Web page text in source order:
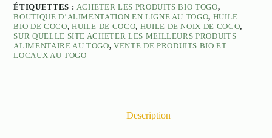
ÉTIQUETTES : ACHETER LES PRODUITS BIO TOGO,
BOUTIQUE D’ALIMENTATION EN LIGNE AU TOGO, HUILE
BIO DE COCO, HUILE DE COCO, HUILE DE NOIX DE COCO,
SUR QUELLE SITE ACHETER LES MEILLEURS PRODUITS
ALIMENTAIRE AU TOGO,VENTE DE PRODUITS BIO ET
LOCAUX AU TOGO
Description